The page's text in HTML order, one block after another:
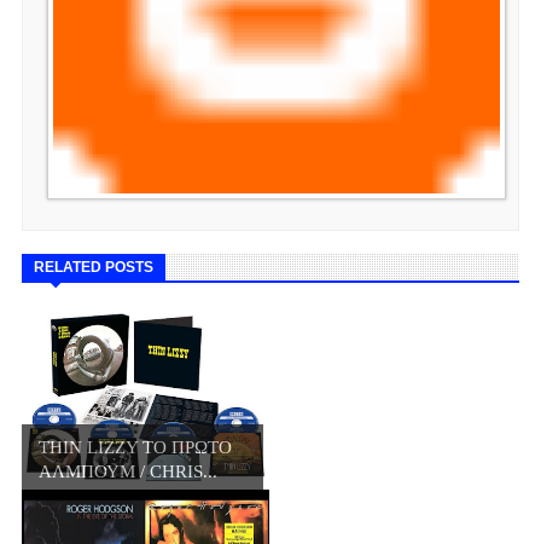
RELATED POSTS
THIN LIZZY ΤΟ ΠΡΩΤΟ
ΑΛΜΠΟΥΜ / CHRIS...